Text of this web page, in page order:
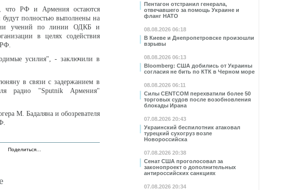
Пентагон отстранил генерала,
отвечавшего за помощь Украине и
фланг НАТО
08.08.2026 06:18
В Киеве и Днепропетровске произошли
взрывы
08.08.2026 06:13
Bloomberg: США добились от Украины
согласия не бить по КТК в Черном море
08.08.2026 06:11
Силы CENTCOM перехватили более 50
торговых судов после возобновления
блокады Ирана
07.08.2026 20:43
Украинский беспилотник атаковал
турецкий сухогруз возле
Новороссийска
07.08.2026 20:38
Сенат США проголосовал за
законопроект о дополнительных
антироссийских санкциях
07.08.2026 20:34
что РФ и Армения остаются
полностью выполнены на
учений по линии ОДКБ и
в целях содействия
усилия", - заключили в
в связи с задержанием в
радио "Sputnik Армения"
М. Бадаляна и обозревателя
Поделиться…